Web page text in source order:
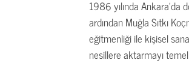
1986 yılında Ankara’da
ardından Muğla Sıtkı
eğitmenliği ile kişisel
nesillere aktarmayı